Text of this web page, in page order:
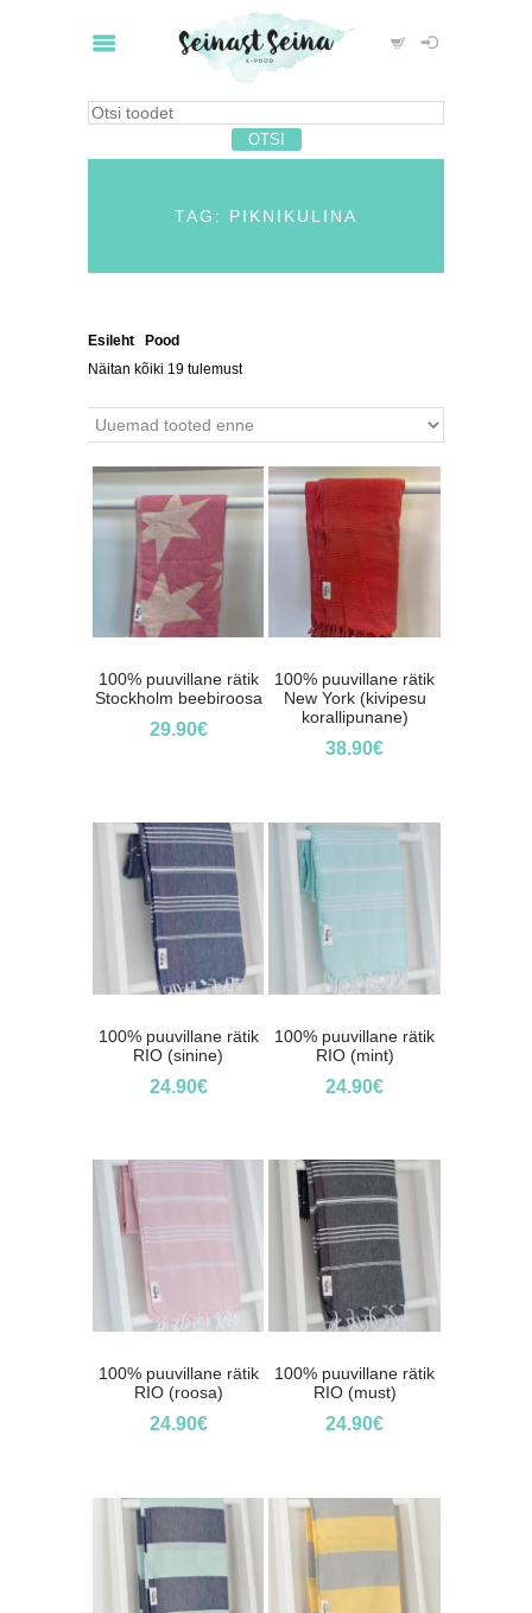
TAG: PIKNIKULINA
Esileht Pood
Näitan kõiki 19 tulemust
100% puuvillane rätik
Stockholm beebiroosa
29.90€
100% puuvillane rätik
New York (kivipesu
korallipunane)
38.90€
100% puuvillane rätik
RIO (sinine)
24.90€
100% puuvillane rätik
RIO (mint)
24.90€
100% puuvillane rätik
RIO (roosa)
24.90€
100% puuvillane rätik
RIO (must)
24.90€